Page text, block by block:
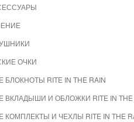
ОЧКИ
RITE IN THE RAIN
И ОБЛОЖКИ RITE IN THE
И ЧЕХЛЫ RITE IN THE